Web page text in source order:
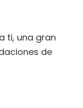
ti, una gran
de